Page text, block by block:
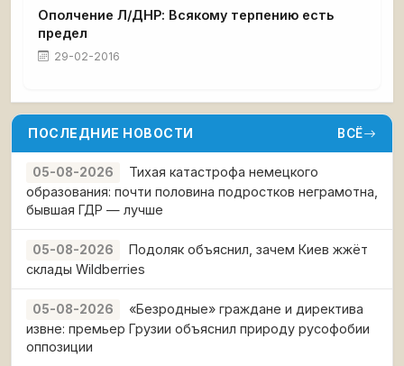
Ополчение Л/ДНР: Всякому терпению есть
предел
29-02-2016
ПОСЛЕДНИЕ НОВОСТИ ВСЁ
05-08-2026
Тихая катастрофа немецкого
образования: почти половина подростков неграмотна,
бывшая ГДР — лучше
05-08-2026
Подоляк объяснил, зачем Киев жжёт
склады Wildberries
05-08-2026
«Безродные» граждане и директива
извне: премьер Грузии объяснил природу русофобии
оппозиции